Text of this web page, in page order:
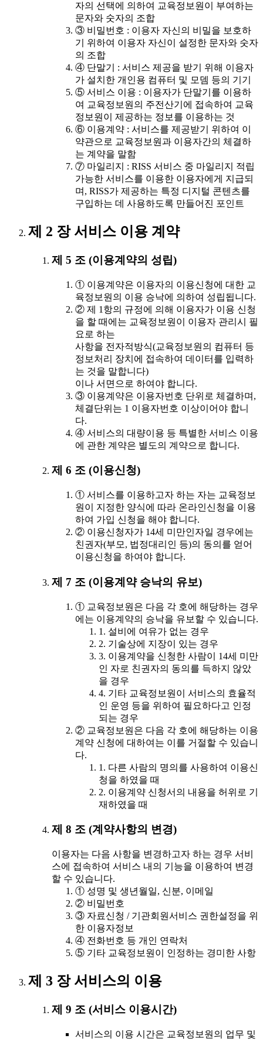
자의 선택에 의하여 교육정보원이 부여하는
문자와 숫자의 조합
③ 비밀번호 : 이용자 자신의 비밀을 보호하
기 위하여 이용자 자신이 설정한 문자와 숫자
의 조합
④ 단말기 : 서비스 제공을 받기 위해 이용자
가 설치한 개인용 컴퓨터 및 모뎀 등의 기기
⑤ 서비스 이용 : 이용자가 단말기를 이용하
여 교육정보원의 주전산기에 접속하여 교육
정보원이 제공하는 정보를 이용하는 것
⑥ 이용계약 : 서비스를 제공받기 위하여 이
약관으로 교육정보원과 이용자간의 체결하
는 계약을 말함
⑦ 마일리지 : RISS 서비스 중 마일리지 적립
가능한 서비스를 이용한 이용자에게 지급되
며, RISS가 제공하는 특정 디지털 콘텐츠를
구입하는 데 사용하도록 만들어진 포인트
제 2 장 서비스 이용 계약
제 5 조 (이용계약의 성립)
① 이용계약은 이용자의 이용신청에 대한 교
육정보원의 이용 승낙에 의하여 성립됩니다.
② 제 1항의 규정에 의해 이용자가 이용 신청
을 할 때에는 교육정보원이 이용자 관리시 필
요로 하는
사항을 전자적방식(교육정보원의 컴퓨터 등
정보처리 장치에 접속하여 데이터를 입력하
는 것을 말합니다)
이나 서면으로 하여야 합니다.
③ 이용계약은 이용자번호 단위로 체결하며,
체결단위는 1 이용자번호 이상이어야 합니
다.
④ 서비스의 대량이용 등 특별한 서비스 이용
에 관한 계약은 별도의 계약으로 합니다.
제 6 조 (이용신청)
① 서비스를 이용하고자 하는 자는 교육정보
원이 지정한 양식에 따라 온라인신청을 이용
하여 가입 신청을 해야 합니다.
② 이용신청자가 14세 미만인자일 경우에는
친권자(부모, 법정대리인 등)의 동의를 얻어
이용신청을 하여야 합니다.
제 7 조 (이용계약 승낙의 유보)
① 교육정보원은 다음 각 호에 해당하는 경우
에는 이용계약의 승낙을 유보할 수 있습니다.
1. 설비에 여유가 없는 경우
2. 기술상에 지장이 있는 경우
3. 이용계약을 신청한 사람이 14세 미만
인 자로 친권자의 동의를 득하지 않았
을 경우
4. 기타 교육정보원이 서비스의 효율적
인 운영 등을 위하여 필요하다고 인정
되는 경우
② 교육정보원은 다음 각 호에 해당하는 이용
계약 신청에 대하여는 이를 거절할 수 있습니
다.
1. 다른 사람의 명의를 사용하여 이용신
청을 하였을 때
2. 이용계약 신청서의 내용을 허위로 기
재하였을 때
제 8 조 (계약사항의 변경)
이용자는 다음 사항을 변경하고자 하는 경우 서비
스에 접속하여 서비스 내의 기능을 이용하여 변경
할 수 있습니다.
① 성명 및 생년월일, 신분, 이메일
② 비밀번호
③ 자료신청 / 기관회원서비스 권한설정을 위
한 이용자정보
④ 전화번호 등 개인 연락처
⑤ 기타 교육정보원이 인정하는 경미한 사항
제 3 장 서비스의 이용
제 9 조 (서비스 이용시간)
서비스의 이용 시간은 교육정보원의 업무 및